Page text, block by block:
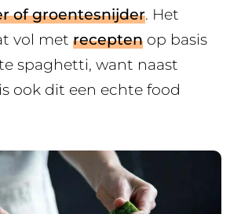
of groentesnijder. Het
vol met recepten op basis
spaghetti, want naast
ook dit een echte food